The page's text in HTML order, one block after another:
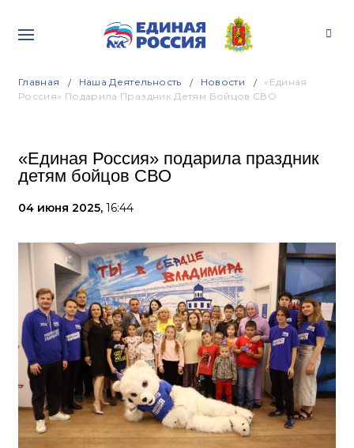
Главная Наша Деятельность Новости
«Единая
Россия» Подарила Праздник Детям Бойцов СВО
«Единая Россия» подарила праздник
детям бойцов СВО
04 июня 2025, 16:44